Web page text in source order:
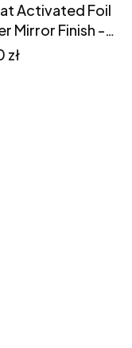
Activated Foil
Mirror Finish -
(CO725691)
zł